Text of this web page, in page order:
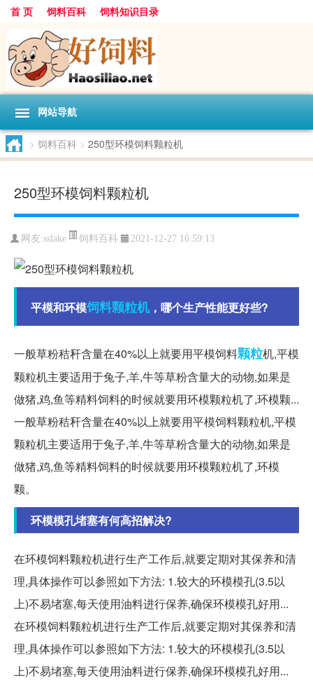
首 页 饲料百科 饲料知识目录
网站导航
> 饲料百科 > 250型环模饲料颗粒机
250型环模饲料颗粒机
网友:sslake 饲料百科 2021-12-27 16:59:13
平模和环模饲料颗粒机 ，哪个生产性能更好些?
一般草粉秸秆含量在40%以上就要用平模饲料颗粒机,平模
颗粒机主要适用于兔子,羊,牛等草粉含量大的动物,如果是
做猪,鸡,鱼等精料饲料的时候就要用环模颗粒机了,环模颗...
一般草粉秸秆含量在40%以上就要用平模饲料颗粒机,平模
颗粒机主要适用于兔子,羊,牛等草粉含量大的动物,如果是
做猪,鸡,鱼等精料饲料的时候就要用环模颗粒机了,环模
颗。
环模模孔堵塞有何高招解决?
在环模饲料颗粒机进行生产工作后,就要定期对其保养和清
理,具体操作可以参照如下方法: 1.较大的环模模孔(3.5以
上)不易堵塞,每天使用油料进行保养,确保环模模孔好用...
在环模饲料颗粒机进行生产工作后,就要定期对其保养和清
理,具体操作可以参照如下方法: 1.较大的环模模孔(3.5以
上)不易堵塞,每天使用油料进行保养,确保环模模孔好用...